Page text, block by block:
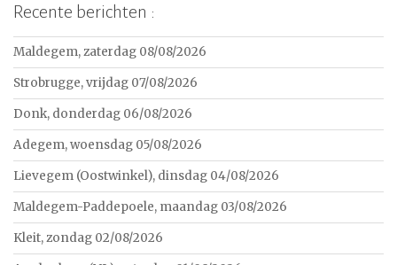
Recente berichten :
Maldegem, zaterdag 08/08/2026
Strobrugge, vrijdag 07/08/2026
Donk, donderdag 06/08/2026
Adegem, woensdag 05/08/2026
Lievegem (Oostwinkel), dinsdag 04/08/2026
Maldegem-Paddepoele, maandag 03/08/2026
Kleit, zondag 02/08/2026